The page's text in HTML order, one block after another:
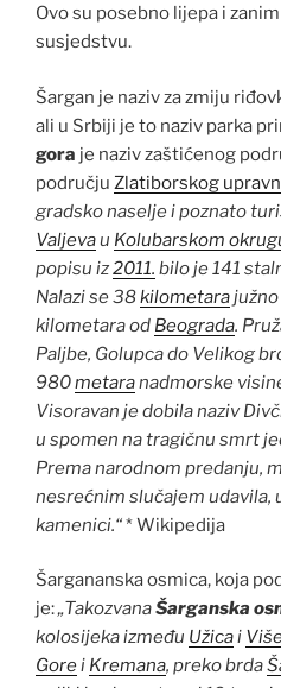
Ovo su posebno lijepa i
susjedstvu.
Šargan je naziv za zmiju
ali u Srbiji je to naziv parka
gora je naziv zaštićenog
području Zlatiborskog
gradsko naselje i poznato
Valjevau Kolubarskom
popisu iz2011. bilo je 141
Nalazi se 38kilometara
kilometara od Beograda.
Paljbe, Golupca do Velikog
980metaranadmorske
Visoravan je dobila naziv
u spomen na tragičnu smrt
Prema narodnom predanju,
nesrećnim slučajem udavila,
kamenici.“* Wikipedija
Šargananska osmica, koja
je:„TakozvanaŠarganska
kolosijeka između Užicai
Gorei Kremana, preko brda